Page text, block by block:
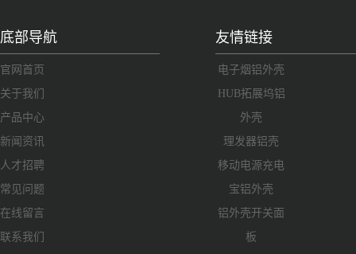
底部导航
官网首页
关于我们
产品中心
新闻资讯
人才招聘
常见问题
在线留言
联系我们
友情链接
电子烟铝外壳
HUB拓展坞铝
外壳
理发器铝壳
移动电源充电
宝铝外壳
铝外壳开关面
板